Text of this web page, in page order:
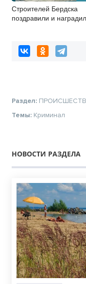
Строителей Бердска
поздравили и
Раздел:
Темы: Криминал
НОВОСТИ РАЗДЕЛА